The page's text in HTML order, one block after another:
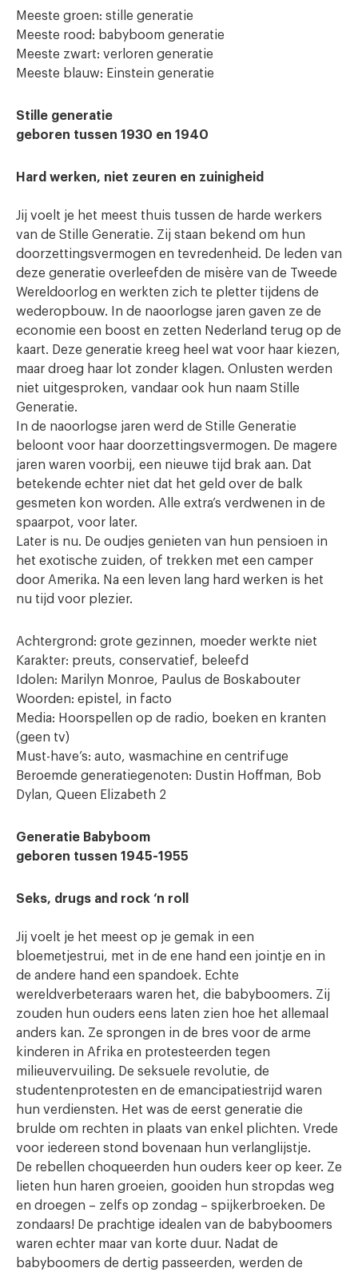
Meeste groen: stille generatie
Meeste rood: babyboom generatie
Meeste zwart: verloren generatie
Meeste blauw: Einstein generatie
Stille generatie
geboren tussen 1930 en 1940
Hard werken, niet zeuren en zuinigheid
Jij voelt je het meest thuis tussen de harde werkers
van de Stille Generatie. Zij staan bekend om hun
doorzettingsvermogen en tevredenheid. De leden van
deze generatie overleefden de misère van de Tweede
Wereldoorlog en werkten zich te pletter tijdens de
wederopbouw. In de naoorlogse jaren gaven ze de
economie een boost en zetten Nederland terug op de
kaart. Deze generatie kreeg heel wat voor haar kiezen,
maar droeg haar lot zonder klagen. Onlusten werden
niet uitgesproken, vandaar ook hun naam Stille
Generatie.
In de naoorlogse jaren werd de Stille Generatie
beloont voor haar doorzettingsvermogen. De magere
jaren waren voorbij, een nieuwe tijd brak aan. Dat
betekende echter niet dat het geld over de balk
gesmeten kon worden. Alle extra’s verdwenen in de
spaarpot, voor later.
Later is nu. De oudjes genieten van hun pensioen in
het exotische zuiden, of trekken met een camper
door Amerika. Na een leven lang hard werken is het
nu tijd voor plezier.
Achtergrond: grote gezinnen, moeder werkte niet
Karakter: preuts, conservatief, beleefd
Idolen: Marilyn Monroe, Paulus de Boskabouter
Woorden: epistel, in facto
Media: Hoorspellen op de radio, boeken en kranten
(geen tv)
Must-have’s: auto, wasmachine en centrifuge
Beroemde generatiegenoten: Dustin Hoffman, Bob
Dylan, Queen Elizabeth 2
Generatie Babyboom
geboren tussen 1945-1955
Seks, drugs and rock ‘n roll
Jij voelt je het meest op je gemak in een
bloemetjestrui, met in de ene hand een jointje en in
de andere hand een spandoek. Echte
wereldverbeteraars waren het, die babyboomers. Zij
zouden hun ouders eens laten zien hoe het allemaal
anders kan. Ze sprongen in de bres voor de arme
kinderen in Afrika en protesteerden tegen
milieuvervuiling. De seksuele revolutie, de
studentenprotesten en de emancipatiestrijd waren
hun verdiensten. Het was de eerst generatie die
brulde om rechten in plaats van enkel plichten. Vrede
voor iedereen stond bovenaan hun verlanglijstje.
De rebellen choqueerden hun ouders keer op keer. Ze
lieten hun haren groeien, gooiden hun stropdas weg
en droegen – zelfs op zondag – spijkerbroeken. De
zondaars! De prachtige idealen van de babyboomers
waren echter maar van korte duur. Nadat de
babyboomers de dertig passeerden, werden de